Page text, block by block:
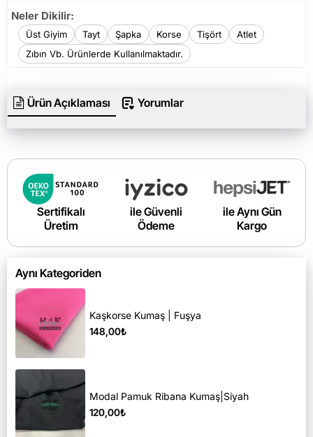
Neler Dikilir:
Üst Giyim Tayt Şapka Korse Tişört
Atlet
Zıbın Vb. Ürünlerde Kullanılmaktadır.
Ürün Açıklaması Yorumlar
Sertifikalı
Üretim
ile Güvenli
Ödeme
ile Aynı Gün
Kargo
Aynı Kategoriden
Kaşkorse Kumaş | Fuşya
148,00₺
Modal Pamuk Ribana Kumaş|Siyah
120,00₺